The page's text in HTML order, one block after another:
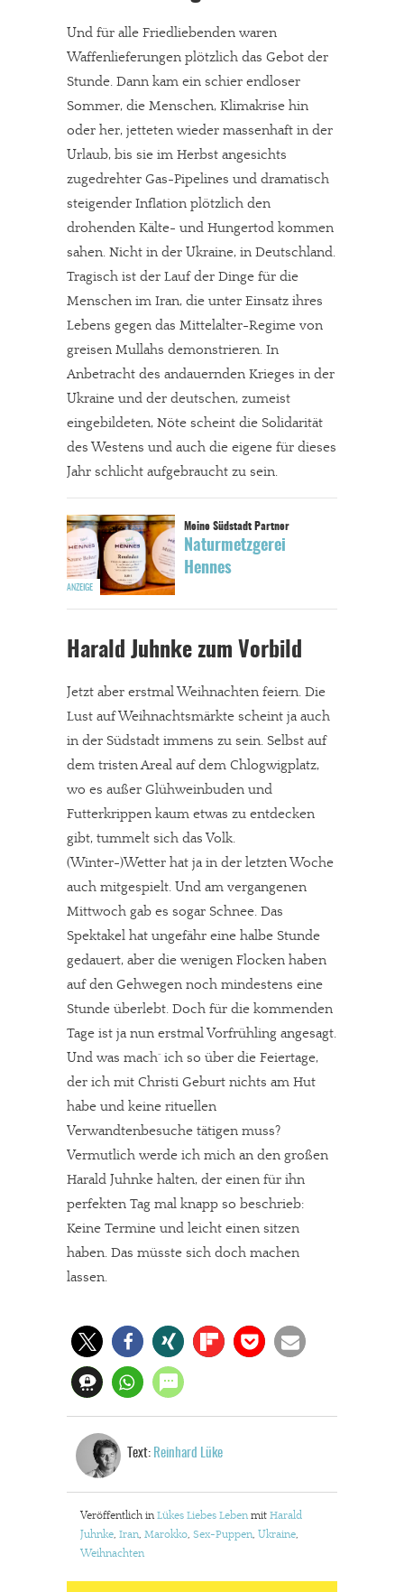
Und für alle Friedliebenden waren
Waffenlieferungen plötzlich das Gebot der
Stunde. Dann kam ein schier endloser
Sommer, die Menschen, Klimakrise hin
oder her, jetteten wieder massenhaft in der
Urlaub, bis sie im Herbst angesichts
zugedrehter Gas-Pipelines und dramatisch
steigender Inflation plötzlich den
drohenden Kälte- und Hungertod kommen
sahen. Nicht in der Ukraine, in Deutschland.
Tragisch ist der Lauf der Dinge für die
Menschen im Iran, die unter Einsatz ihres
Lebens gegen das Mittelalter-Regime von
greisen Mullahs demonstrieren. In
Anbetracht des andauernden Krieges in der
Ukraine und der deutschen, zumeist
eingebildeten, Nöte scheint die Solidarität
des Westens und auch die eigene für dieses
Jahr schlicht aufgebraucht zu sein.
Naturmetzgerei
Hennes
Harald Juhnke zum Vorbild
Jetzt aber erstmal Weihnachten feiern. Die
Lust auf Weihnachtsmärkte scheint ja auch
in der Südstadt immens zu sein. Selbst auf
dem tristen Areal auf dem Chlogwigplatz,
wo es außer Glühweinbuden und
Futterkrippen kaum etwas zu entdecken
gibt, tummelt sich das Volk.
(Winter-)Wetter hat ja in der letzten Woche
auch mitgespielt. Und am vergangenen
Mittwoch gab es sogar Schnee. Das
Spektakel hat ungefähr eine halbe Stunde
gedauert, aber die wenigen Flocken haben
auf den Gehwegen noch mindestens eine
Stunde überlebt. Doch für die kommenden
Tage ist ja nun erstmal Vorfrühling angesagt.
Und was mach´ ich so über die Feiertage,
der ich mit Christi Geburt nichts am Hut
habe und keine rituellen
Verwandtenbesuche tätigen muss?
Vermutlich werde ich mich an den großen
Harald Juhnke halten, der einen für ihn
perfekten Tag mal knapp so beschrieb:
Keine Termine und leicht einen sitzen
haben. Das müsste sich doch machen
lassen.
Text: Reinhard Lüke
Veröffentlich in Lükes Liebes Leben mit Harald
Juhnke, Iran, Marokko, Sex-Puppen, Ukraine,
Weihnachten